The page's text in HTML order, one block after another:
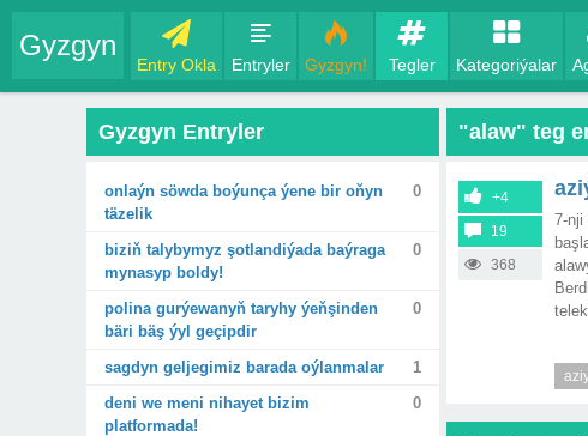
Gyzgyn
Entry Okla Entryler Gyzgyn! Tegler Kategoriýalar
Gyzgyn Entryler
onlaýn söwda boýunça ýene bir oňyn
täzelik
0
biziň talybymyz şotlandiýada baýraga
mynasyp boldy!
0
polina gurýewanyň taryhy ýeňşinden
bäri bäş ýyl geçipdir
0
sagdyn geljegimiz barada oýlanmalar
1
deni we meni nihayet bizim
platformada!
0
"alaw" teg
+4
19
368
7-